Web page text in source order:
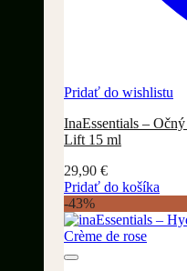
Pridať do wishlistu
InaEssentials –
Lift 15 ml
29,90 €
Pridať do košíka
-43%